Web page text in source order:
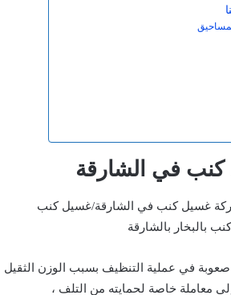
في الشارقة
غسيل كنب في الشارقة/غسيل كنب
بالبخار بالشارقة
في عملية التنظيف بسبب الوزن الثقيل
معاملة خاصة لحمايته من التلف ،